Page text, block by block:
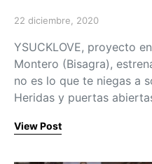
Posted on
22 diciembre, 2020
YSUCKLOVE, proyecto
Montero (Bisagra),
no es lo que te niegas a
Heridas y puertas
View Post